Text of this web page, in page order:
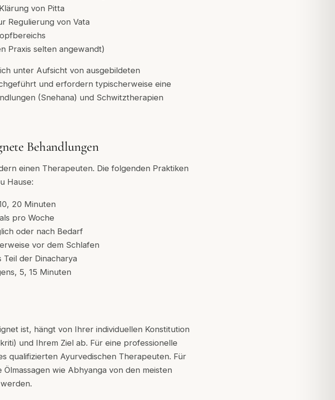
von Pitta
Regulierung von Vata
Praxis selten angewandt)
unter Aufsicht von ausgebildeten
und erfordern typischerweise eine
(Snehana) und Schwitztherapien
Behandlungen
einen Therapeuten. Die folgenden Praktiken
Hause:
20 Minuten
pro Woche
oder nach Bedarf
vor dem Schlafen
der Dinacharya
5, 15 Minuten
ist, hängt von Ihrer individuellen Konstitution
und Ihrem Ziel ab. Für eine professionelle
qualifizierten Ayurvedischen Therapeuten. Für
wie Abhyanga von den meisten